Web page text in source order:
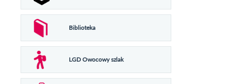
Biblioteka
LGD Owocowy szlak